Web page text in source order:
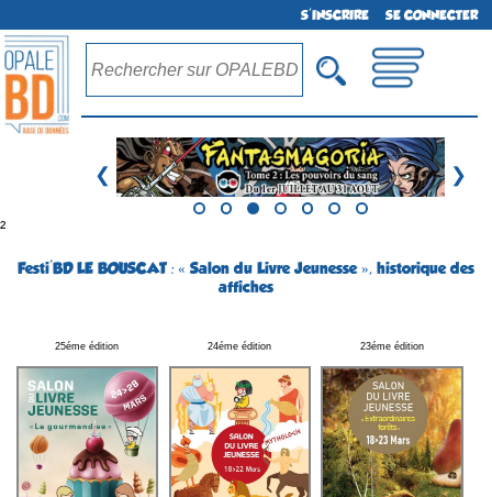
S'INSCRIRE SE CONNECTER
❮ ❯
²
Festi'BD LE BOUSCAT : « Salon du Livre Jeunesse », historique des
affiches
25éme édition 24éme édition 23éme édition